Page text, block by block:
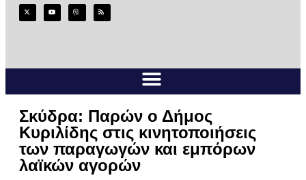
Σκύδρα: Παρών ο Δήμος
Κυριλίδης στις κινητοποιήσεις
των παραγωγών και εμπόρων
λαϊκών αγορών